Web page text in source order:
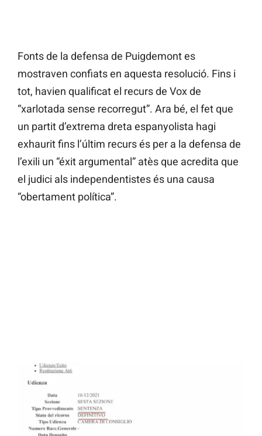
Fonts de la defensa de Puigdemont es
mostraven confiats en aquesta resolució. Fins i
tot, havien qualificat el recurs de Vox de
“xarlotada sense recorregut”. Ara bé, el fet que
un partit d’extrema dreta espanyolista hagi
exhaurit fins l’últim recurs és per a la defensa de
l’exili un “éxit argumental” atès que acredita que
el judici als independentistes és una causa
“obertament política”.